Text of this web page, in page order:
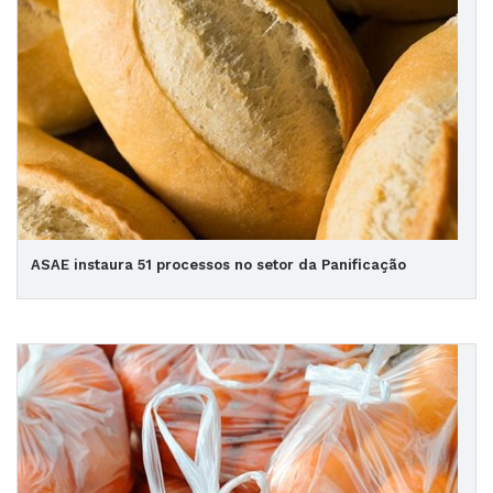
ASAE instaura 51 processos no setor da Panificação